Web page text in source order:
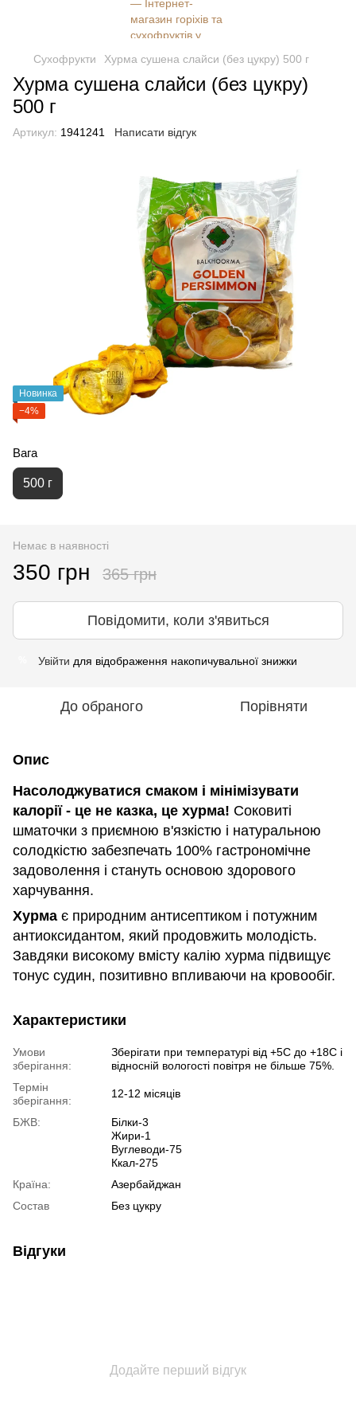
Сухофрукти Хурма сушена слайси (без цукру) 500 г
Хурма сушена слайси (без цукру)
500 г
Артикул: 1941241 Написати відгук
Новинка
−4%
Вага
500 г
Немає в наявності
350 грн 365 грн
Повідомити, коли з'явиться
Увійти для відображення накопичувальної знижки
До обраного Порівняти
Опис
Насолоджуватися смаком і мінімізувати
калорії - це не казка, це хурма! Соковиті
шматочки з приємною в'язкістю і натуральною
солодкістю забезпечать 100% гастрономічне
задоволення і стануть основою здорового
харчування.
Хурма є природним антисептиком і потужним
антиоксидантом, який продовжить молодість.
Завдяки високому вмісту калію хурма підвищує
тонус судин, позитивно впливаючи на кровообіг.
Характеристики
Умови
зберігання:
Зберігати при температурі від +5С до +18С і
відносній вологості повітря не більше 75%.
Термін
зберігання:
12-12 місяців
БЖВ:
Білки-3
Жири-1
Вуглеводи-75
Ккал-275
Країна:
Азербайджан
Состав
Без цукру
Відгуки
Додайте перший відгук